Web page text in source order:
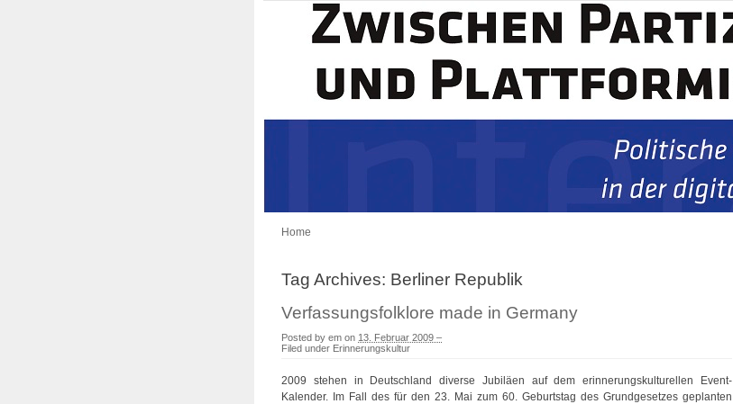
Home
Tag Archives: Berliner Republik
Verfassungsfolklore made in Germany
Posted by em on 13. Februar 2009 –
Filed under Erinnerungskultur
2009 stehen in Deutschland diverse Jubiläen auf dem erinnerungskulturellen Event-
Kalender. Im Fall des für den 23. Mai zum 60. Geburtstag des Grundgesetzes geplanten